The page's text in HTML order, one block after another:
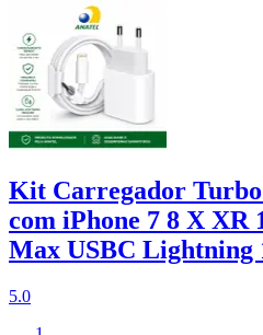
Kit Carregador
com iPhone 7 8 X XR
Max USBC Lightning
5.0